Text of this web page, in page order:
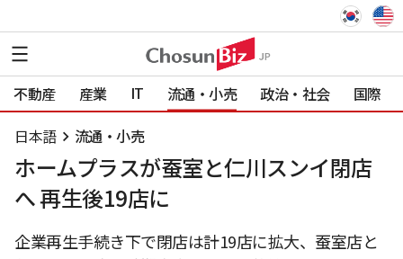
不動産 産業 IT 流通・小売 政治・社会 国際
日本語 流通・小売
ホームプラスが蚕室と仁川スンイ閉店
へ 再生後19店に
企業再生手続き下で閉店は計19店に拡大、蚕室店と